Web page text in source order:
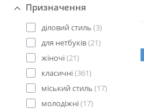
Призначення
діловий стиль (3)
для нетбуків(21)
жіночі(21)
класичні(361)
міський стиль (17)
молодіжні(17)